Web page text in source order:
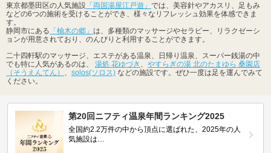
東京都墨田区の人気施設 「両国湯屋江戸遊」 では、美容針やアカスリ、足もみ
などの6つの施術を受けることができ、様々なリフレッシュ効果を体感できま
す。
静岡市にある 「柚木の郷」 は、多種類のマッサージやセラピー、リラクゼーシ
ョンが用意されており、のんびりと利用することができます。
二十四軒駅のマッサージ、エステがある温泉、日帰り温泉、スーパー銭湯の中
でも特に人気があるのは、 湯処 花ゆづき
やすらぎの湯 北のたまゆら 桑園店
（そうえんてん）
solos(ソロス) などの施設です。ぜひ一度は足を運んでみて
ください。
第20回ニフティ温泉年間ランキング2025
全国約2.2万件の中から頂点に選ばれた、2025年の人
気施設は…